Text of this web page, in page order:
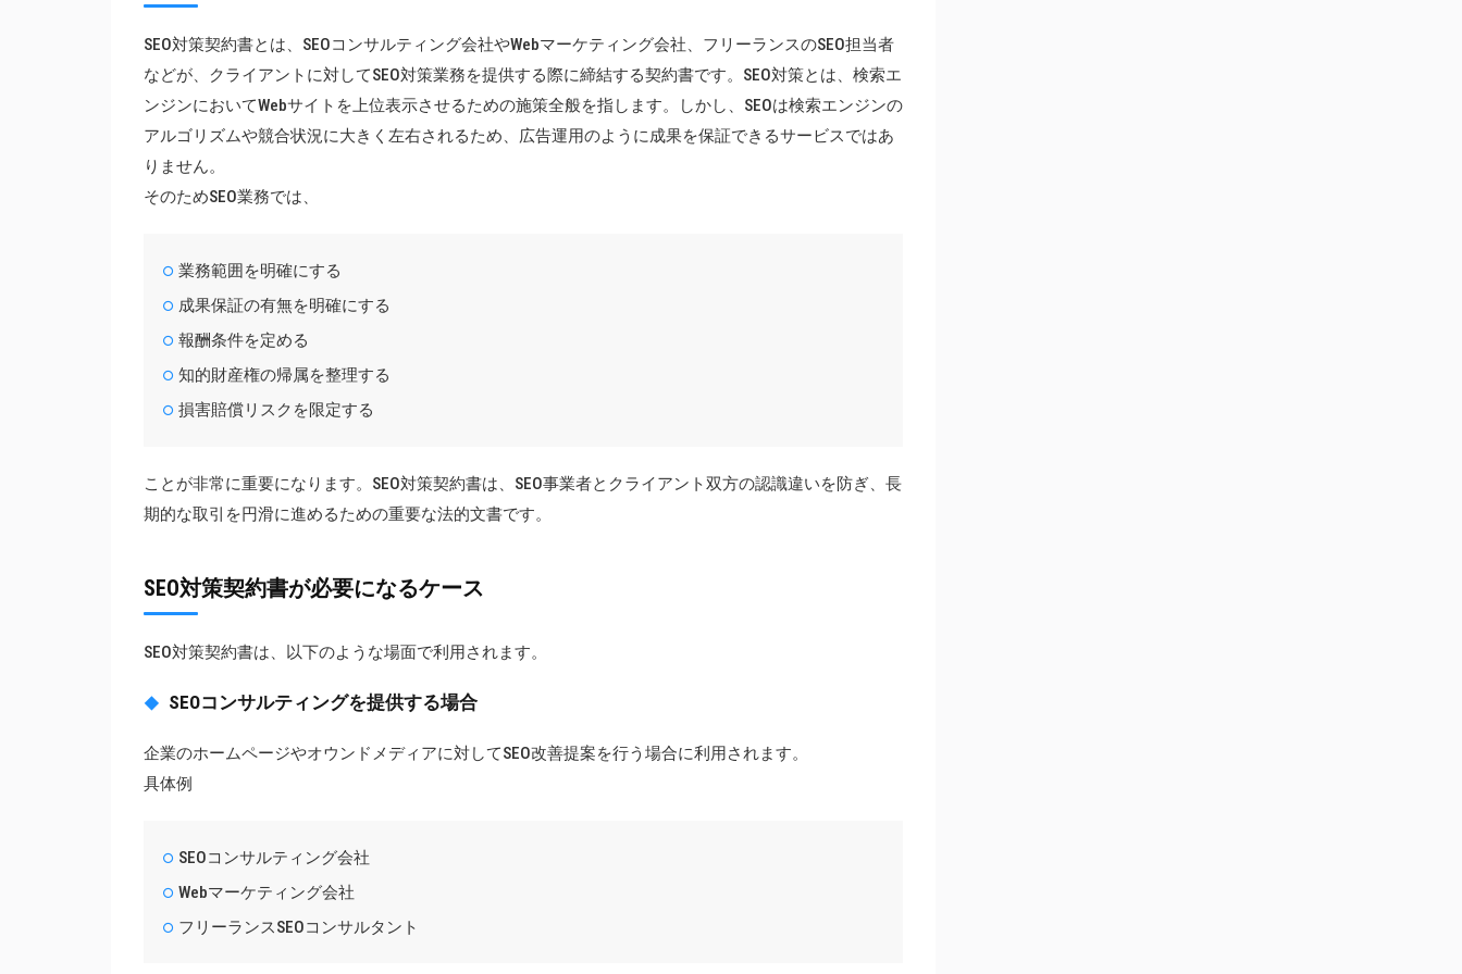
SEO対策契約書とは、SEOコンサルティング会社やWebマーケティング会社、フリーランスのSEO担当者
などが、クライアントに対してSEO対策業務を提供する際に締結する契約書です。SEO対策とは、検索エ
ンジンにおいてWebサイトを上位表示させるための施策全般を指します。しかし、SEOは検索エンジンの
アルゴリズムや競合状況に大きく左右されるため、広告運用のように成果を保証できるサービスではあ
りません。
そのためSEO業務では、
業務範囲を明確にする
成果保証の有無を明確にする
報酬条件を定める
知的財産権の帰属を整理する
損害賠償リスクを限定する
ことが非常に重要になります。SEO対策契約書は、SEO事業者とクライアント双方の認識違いを防ぎ、長
期的な取引を円滑に進めるための重要な法的文書です。
SEO対策契約書が必要になるケース
SEO対策契約書は、以下のような場面で利用されます。
SEOコンサルティングを提供する場合
企業のホームページやオウンドメディアに対してSEO改善提案を行う場合に利用されます。
具体例
SEOコンサルティング会社
Webマーケティング会社
フリーランスSEOコンサルタント